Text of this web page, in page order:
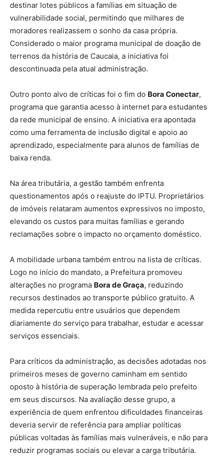
destinar lotes públicos a famílias em situação de
vulnerabilidade social, permitindo que milhares de
moradores realizassem o sonho da casa própria.
Considerado o maior programa municipal de doação de
terrenos da história de Caucaia, a iniciativa foi
descontinuada pela atual administração.
Outro ponto alvo de críticas foi o fim do Bora Conectar,
programa que garantia acesso à internet para estudantes
da rede municipal de ensino. A iniciativa era apontada
como uma ferramenta de inclusão digital e apoio ao
aprendizado, especialmente para alunos de famílias de
baixa renda.
Na área tributária, a gestão também enfrenta
questionamentos após o reajuste do IPTU. Proprietários
de imóveis relataram aumentos expressivos no imposto,
elevando os custos para muitas famílias e gerando
reclamações sobre o impacto no orçamento doméstico.
A mobilidade urbana também entrou na lista de críticas.
Logo no início do mandato, a Prefeitura promoveu
alterações no programa Bora de Graça, reduzindo
recursos destinados ao transporte público gratuito. A
medida repercutiu entre usuários que dependem
diariamente do serviço para trabalhar, estudar e acessar
serviços essenciais.
Para críticos da administração, as decisões adotadas nos
primeiros meses de governo caminham em sentido
oposto à história de superação lembrada pelo prefeito
em seus discursos. Na avaliação desse grupo, a
experiência de quem enfrentou dificuldades financeiras
deveria servir de referência para ampliar políticas
públicas voltadas às famílias mais vulneráveis, e não para
reduzir programas sociais ou elevar a carga tributária.